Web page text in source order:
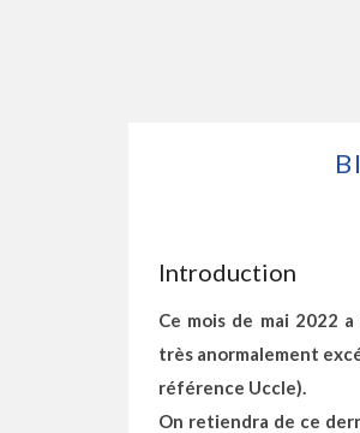
Introduction
Ce mois de mai 2022
très anormalement
référence Uccle).
On retiendra de ce